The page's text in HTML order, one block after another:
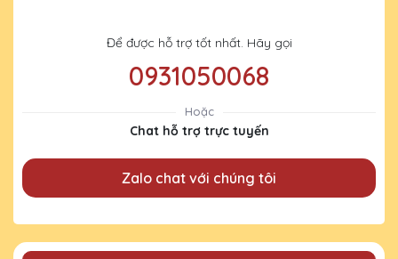
Để được hỗ trợ tốt nhất. Hãy gọi
0931050068
Hoặc
Chat hỗ trợ trực tuyến
Zalo chat với chúng tôi